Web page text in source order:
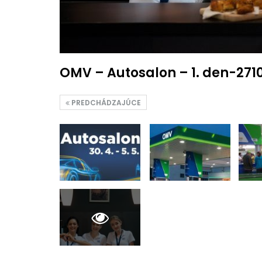
OMV – Autosalon – 1. den-
PREDCHÁDZAJÚCE